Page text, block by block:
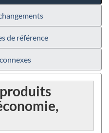
de référence